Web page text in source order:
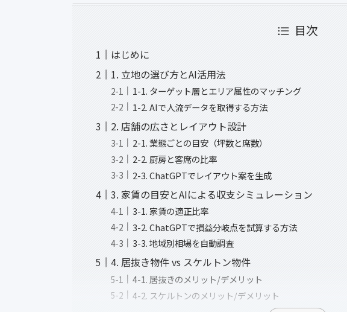
目次
はじめに
1. 立地の選び方とAI活用法
1-1. ターゲット層とエリア属性のマッチング
1-2. AIで人流データを取得する方法
2. 店舗の広さとレイアウト設計
2-1. 業態ごとの目安（坪数と席数）
2-2. 厨房と客席の比率
2-3. ChatGPTでレイアウト案を生成
3. 家賃の目安とAIによる収支シミュレーション
3-1. 家賃の適正比率
3-2. ChatGPTで損益分岐点を試算する方法
3-3. 地域別相場を自動調査
4. 居抜き物件 vs スケルトン物件
4-1. 居抜きのメリット/デメリット
4-2. スケルトンのメリット/デメリット